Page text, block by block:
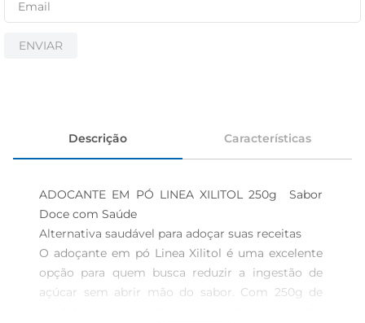
ENVIAR
Descrição Características
ADOCANTE EM PÓ LINEA XILITOL 250g  Sabor
Doce com Saúde
Alternativa saudável para adoçar suas receitas
O adoçante em pó Linea Xilitol é uma excelente
opção para quem busca reduzir a ingestão de
açúcar sem abrir mão do sabor. Com 250g de